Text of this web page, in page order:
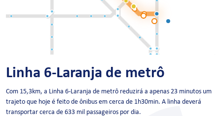
Linha 6-Laranja de metrô
Com 15,3km, a Linha 6-Laranja de metrô reduzirá a apenas 23 minutos um
trajeto que hoje é feito de ônibus em cerca de 1h30min. A linha deverá
transportar cerca de 633 mil passageiros por dia.